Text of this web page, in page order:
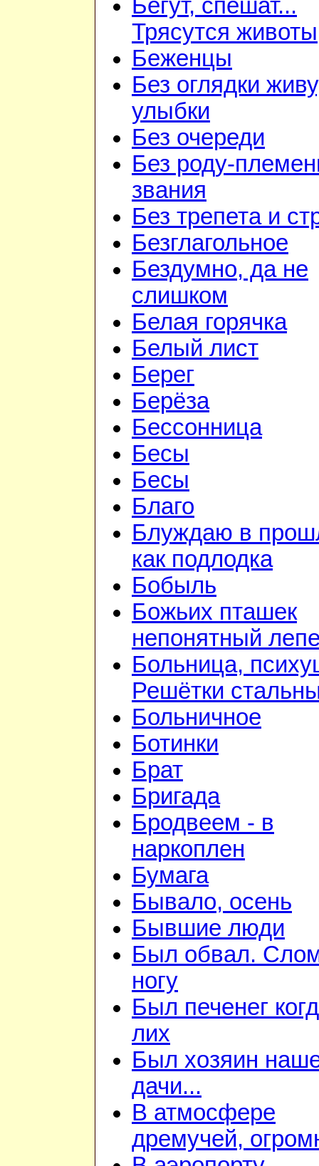
Бегут, спешат...
Трясутся животы
Беженцы
Без оглядки
улыбки
Без очереди
Без роду-
звания
Без трепета и
Безглагольное
Бездумно, да не
слишком
Белая горячка
Белый лист
Берег
Берёза
Бессонница
Бесы
Бесы
Благо
Блуждаю в
как подлодка
Бобыль
Божьих пташек
непонятный
Больница,
Решётки
Больничное
Ботинки
Брат
Бригада
Бродвеем - в
наркоплен
Бумага
Бывало, осень
Бывшие люди
Был обвал.
ногу
Был печенег
лих
Был хозяин
дачи...
В атмосфере
дремучей,